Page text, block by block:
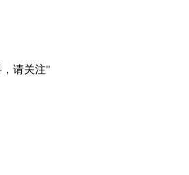
请关注"